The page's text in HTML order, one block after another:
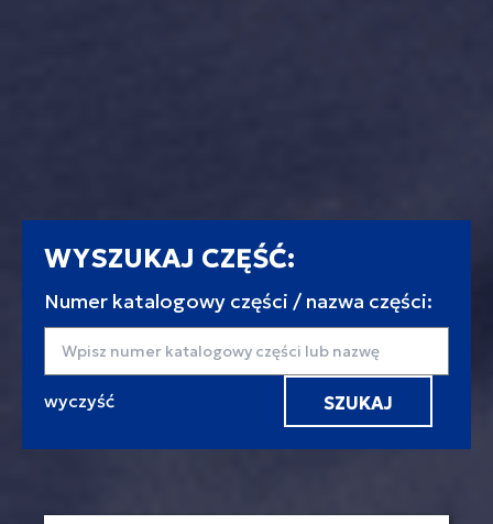
WYSZUKAJ CZĘŚĆ:
Numer katalogowy części / nazwa części: